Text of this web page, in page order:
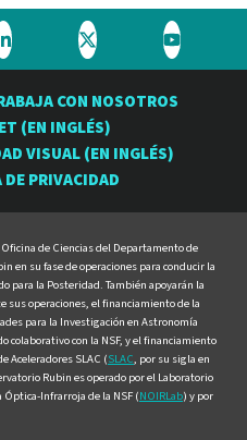
Visite
Observatorio
Rubin
en
Visite
Observatorio
Rubin
en
Visite
Rubin
en
CON NOSOTROS
(EN INGLÉS)
VISUAL (EN INGLÉS)
PRIVACIDAD
Oficina de Ciencias del Departamento de
en su fase de operaciones para conducir la
para la Posteridad. También apoyarán la
sus operaciones, el financiamiento de la
para la Investigación en Astronomía
colaborativo con la NSF, y el financiamiento
Aceleradores SLAC (SLAC, por su sigla en
Rubin es operado por el Laboratorio
Infrarroja de la NSF (NOIRLab) y por